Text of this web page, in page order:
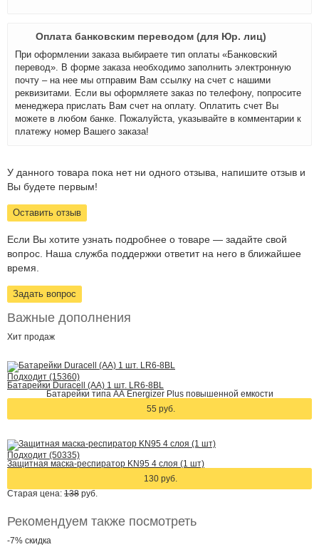
Оплата банковским переводом (для Юр. лиц)
При оформлении заказа выбираете тип оплаты «Банковский
перевод». В форме заказа необходимо заполнить электронную
почту – на нее мы отправим Вам ссылку на счет с нашими
реквизитами. Если вы оформляете заказ по телефону, попросите
менеджера прислать Вам счет на оплату. Оплатить счет Вы
можете в любом банке. Пожалуйста, указывайте в комментарии к
платежу номер Вашего заказа!
У данного товара пока нет ни одного отзыва, напишите отзыв и
Вы будете первым!
Оставить отзыв
Если Вы хотите узнать подробнее о товаре — задайте свой
вопрос. Наша служба поддержки ответит на него в ближайшее
время.
Задать вопрос
Важные дополнения
Хит продаж
Подходит (15360)
Батарейки Duracell (АА) 1 шт. LR6-8BL
Батарейки типа АА Energizer Plus повышенной емкости
55 руб.
Подходит (50335)
Защитная маска-респиратор KN95 4 слоя (1 шт)
130 руб.
Старая цена: 138 руб.
Рекомендуем также посмотреть
-7% скидка